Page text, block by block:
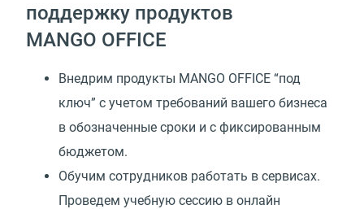
поддержку продуктов
MANGO OFFICE
Внедрим продукты MANGO OFFICE “под
ключ” с учетом требований вашего бизнеса
в обозначенные сроки и с фиксированным
бюджетом.
Обучим сотрудников работать в сервисах.
Проведем учебную сессию в онлайн